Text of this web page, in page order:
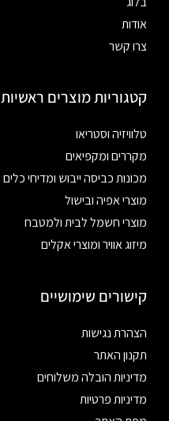
אודות
צרו קשר
קטגוריות מוצרים ראשיות
טלוויזיה וסטריאו
מקררים ומקפיאים
מכונות כביסה ייבוש ומדיחי כלים
מוצרי אפיה ובישול
מוצרי חשמל לבית ולמטבח
מיזוג אוויר ומוצרי אקלים
קישורים שימושיים
הצהרת נגישות
תקנון האתר
מדיניות הובלה משלוחים
מדיניות פרטיות